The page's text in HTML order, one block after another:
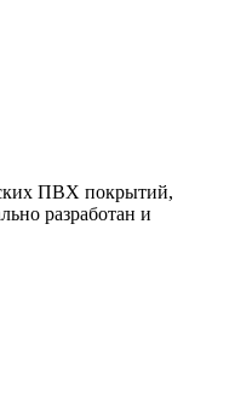
ПВХ покрытий,
разработан и